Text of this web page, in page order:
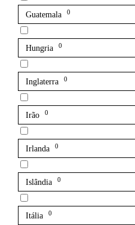
Guatemala 0
Hungria 0
Inglaterra 0
Irão 0
Irlanda 0
Islândia 0
Itália 0